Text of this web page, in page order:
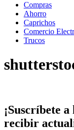
Compras
Ahorro
Caprichos
Comercio
Trucos
¡Suscríbete a
recibir